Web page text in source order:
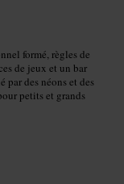
formé, règles de
de jeux et un bar
par des néons et des
petits et grands